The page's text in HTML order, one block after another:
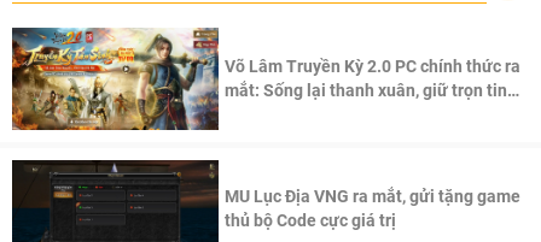
Võ Lâm Truyền Kỳ 2.0 PC chính thức ra
mắt: Sống lại thanh xuân, giữ trọn tinh
MU Lục Địa VNG ra mắt, gửi tặng game
thủ bộ Code cực giá trị